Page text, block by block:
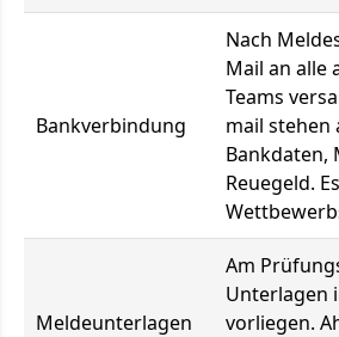
Bankverbindung
Nach
Mail an alle
Teams
mail stehen
Bankdaten,
Reuegeld.
Meldeunterlagen
Am
Unterlagen
vorliegen.